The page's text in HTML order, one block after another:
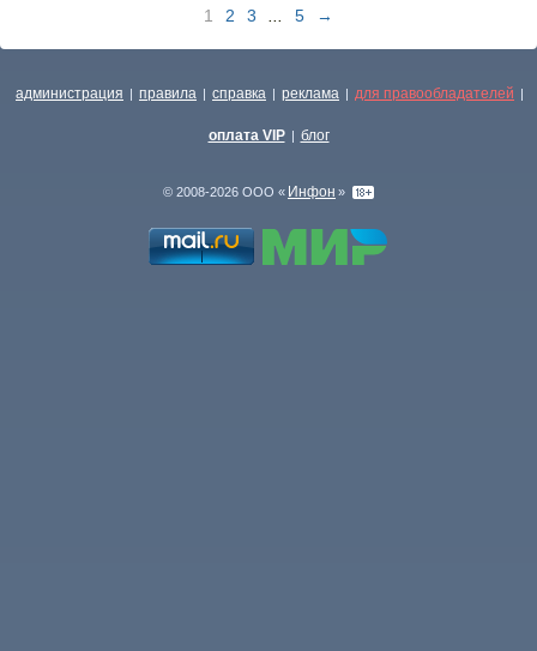
1 2 3 5 →
администрация | правила | справка | реклама | для правообладателей |
оплата VIP | блог
© 2008-2026 ООО « Инфон »